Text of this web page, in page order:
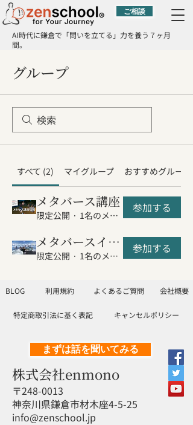
ご相談
AI時代に鎌倉で「問いを立てる」力を養う７ヶ月
間。
グループ
すべて (2) マイグループ おすすめグループ
メタバース講座
限定公開 · 1名のメンバー
参加する
メタバースイベント
限定公開 · 1名のメンバー
参加する
BLOG 利用規約 よくあるご質問 会社概要
特定商取引法に基く表記 キャンセルポリシー
まずは話を聞いてみる
株式会社enmono
〒248-0013
神奈川県鎌倉市材木座4-5-25
info@zenschool.jp